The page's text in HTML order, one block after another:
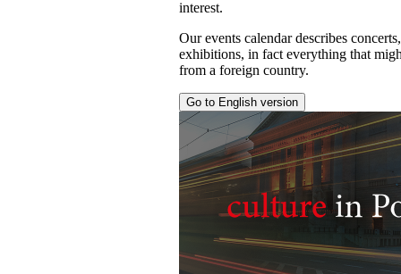
interest.
Our events calendar describes
exhibitions, in fact everything that
from a foreign country.
Go to English version